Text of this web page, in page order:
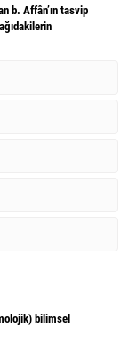
b. Affân’ın tasvip
bilimsel